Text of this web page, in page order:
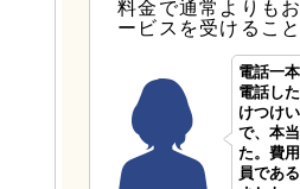
料金で通常よりも
ービスを受けるこ
電話一
電話し
けつけ
で、本
た。費
員であ